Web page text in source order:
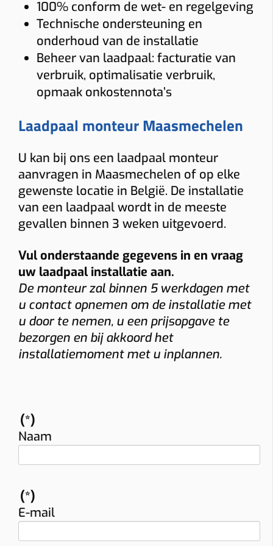
100% conform de wet- en regelgeving
Technische ondersteuning en
onderhoud van de installatie
Beheer van laadpaal: facturatie van
verbruik, optimalisatie verbruik,
opmaak onkostennota’s
Laadpaal monteur Maasmechelen
U kan bij ons een laadpaal monteur
aanvragen in Maasmechelen of op elke
gewenste locatie in België. De installatie
van een laadpaal wordt in de meeste
gevallen binnen 3 weken uitgevoerd.
Vul onderstaande gegevens in en vraag
uw laadpaal installatie aan.
De monteur zal binnen 5 werkdagen met
u contact opnemen om de installatie met
u door te nemen, u een prijsopgave te
bezorgen en bij akkoord het
installatiemoment met u inplannen.
(*)
Naam
(*)
E-mail